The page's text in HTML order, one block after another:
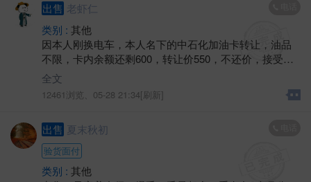
出售 老虾仁
类别 : 其他
因本人刚换电车，本人名下的中石化加油卡转让，油品
不限，卡内余额还剩600，转让价550，不还价，接受金
坛城区范围内任何中石化加油站当场交易，最好一次性
用完！
全文
12461浏览、 05-28 21:34[刷新]
出售 夏末秋初
验货面付
类别 : 其他